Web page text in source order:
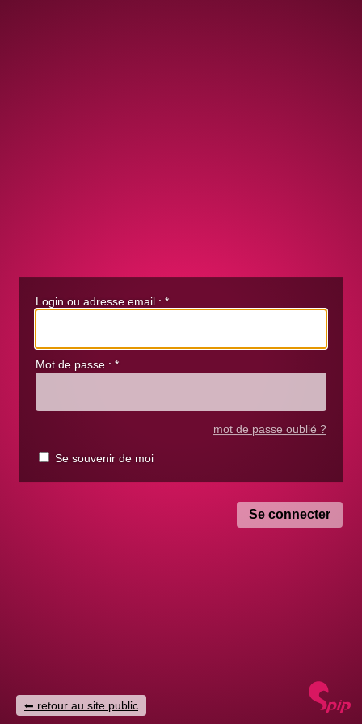
Login ou adresse email : *
Mot de passe : *
mot de passe oublié ?
Se souvenir de moi
retour au site public